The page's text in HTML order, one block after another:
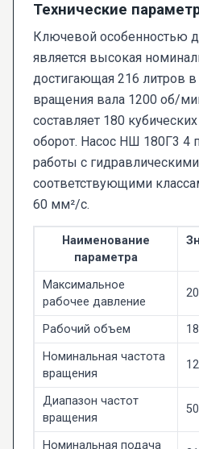
Технические
Ключевой особенностью
является высокая
достигающая 216 литров в
вращения вала 1200 об/
составляет 180
оборот. Насос НШ 180Г3 4
работы с
соответствующими
60 мм²/с.
Наименование
параметра
Максимальное
рабочее давление
Рабочий объем
Номинальная частота
вращения
Диапазон частот
вращения
Номинальная подача